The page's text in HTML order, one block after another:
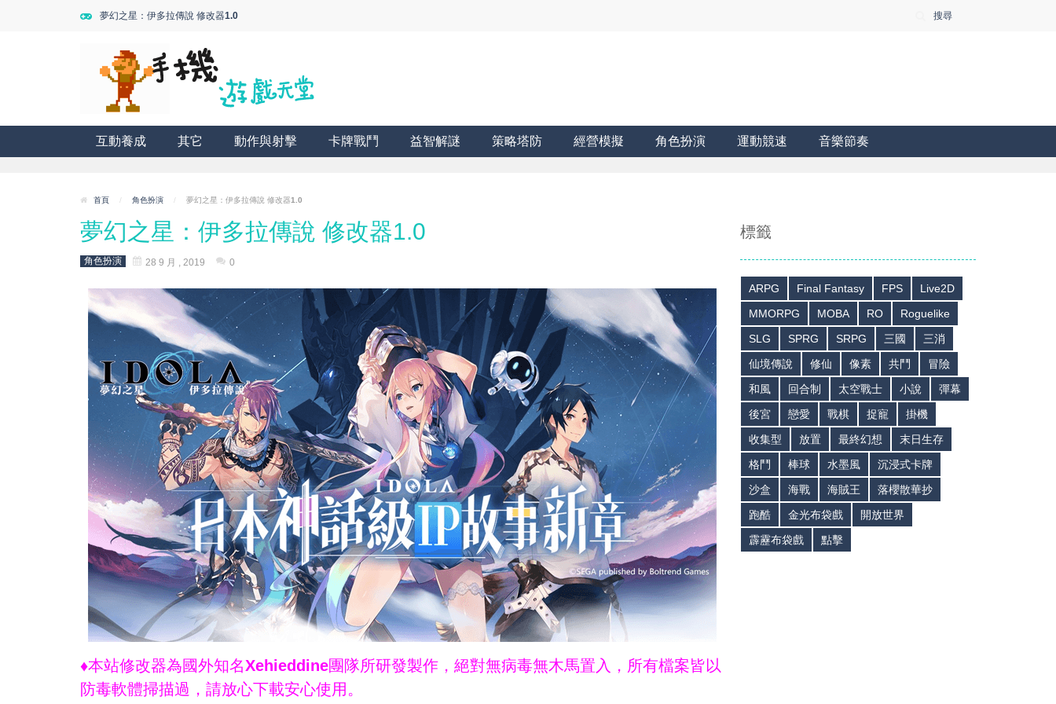
夢幻之星：伊多拉傳說 修改器1.0 搜尋
互動養成 其它 動作與射擊 卡牌戰鬥 益智解謎 策略塔防 經營模擬 角色扮演 運動競速 音樂節奏
首頁 / 角色扮演 / 夢幻之星：伊多拉傳說 修改器1.0
夢幻之星：伊多拉傳說 修改器1.0
角色扮演 28 9 月 , 2019 0
♦本站修改器為國外知名Xehieddine團隊所研發製作，絕對無病毒無木馬置入，所有檔案皆以
防毒軟體掃描過，請放心下載安心使用。
標籤
ARPG Final Fantasy FPS
Live2D
MMORPG
MOBA RO
Roguelike
SLG
SPRG SRPG 三國
三消
仙境傳說
修仙 像素 共鬥
冒險
和風
回合制 太空戰士 小說
彈幕
後宮
戀愛 戰棋 捉寵
掛機
收集型
放置 最終幻想
末日生存
格鬥
棒球 水墨風
沉浸式卡牌
沙盒
海戰 海賊王
落櫻散華抄
跑酷
金光布袋戲
開放世界
霹靂布袋戲
點擊